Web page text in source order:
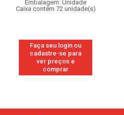
Embalagem: Unidade
Caixa contém 72 unidade(s)
Faça seu login ou
cadastre-se para
ver preços e
comprar